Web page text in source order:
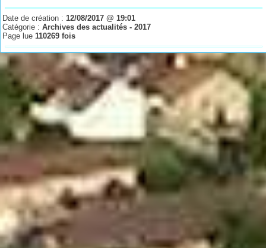
Date de création :12/08/2017 @ 19:01
Catégorie :Archives des actualités - 2017
Page lue110269 fois